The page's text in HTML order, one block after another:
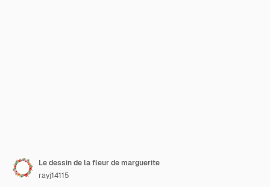
Le dessin de la fleur de marguerite
rayj14115